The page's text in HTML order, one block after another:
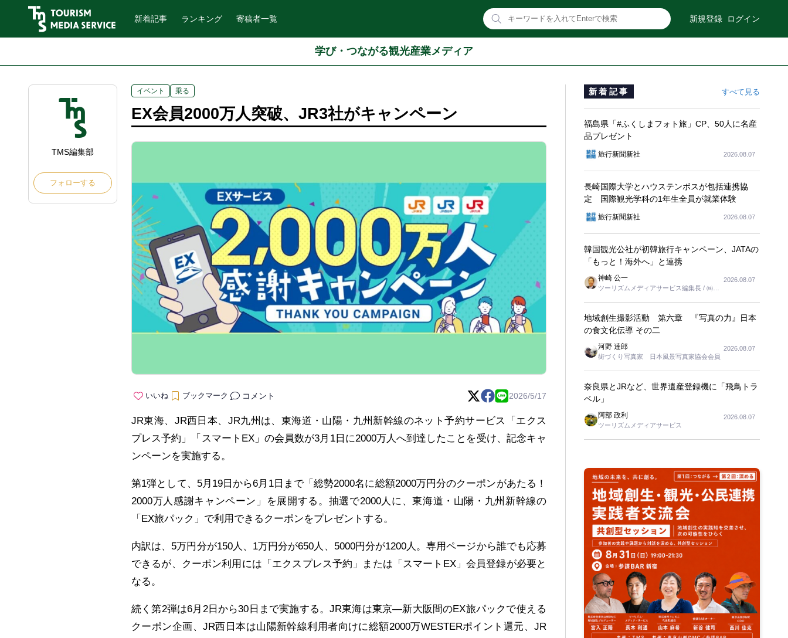
新着記事 ランキング 寄稿者一覧 新規登録 ログイン
学び・つながる観光産業メディア
TMS編集部
フォローする
イベント 乗る
EX会員2000万人突破、JR3社がキャンペーン
いいね ブックマーク コメント 2026/5/17
JR東海、JR西日本、JR九州は、東海道・山陽・九州新幹線のネット予約サービス「エクス
プレス予約」「スマートEX」の会員数が3月1日に2000万人へ到達したことを受け、記念キャ
ンペーンを実施する。
第1弾として、5月19日から6月1日まで「総勢2000名に総額2000万円分のクーポンがあたる！
2000万人感謝キャンペーン」を展開する。抽選で2000人に、東海道・山陽・九州新幹線の
「EX旅パック」で利用できるクーポンをプレゼントする。
内訳は、5万円分が150人、1万円分が650人、5000円分が1200人。専用ページから誰でも応募
できるが、クーポン利用には「エクスプレス予約」または「スマートEX」会員登録が必要と
なる。
続く第2弾は6月2日から30日まで実施する。JR東海は東京―新大阪間のEX旅パックで使える
クーポン企画、JR西日本は山陽新幹線利用者向けに総額2000万WESTERポイント還元、JR
新着記事 すべて見る
福島県「#ふくしまフォト旅」CP、50人に名産
品プレゼント
旅行新聞新社 2026.08.07
長崎国際大学とハウステンボスが包括連携協
定 国際観光学科の1年生全員が就業体験
旅行新聞新社 2026.08.07
韓国観光公社が初韓旅行キャンペーン、JATAの
「もっと！海外へ」と連携
神崎 公一
ツーリズムメディアサービス編集長 / ㈱ツ
2026.08.07
地域創生撮影活動 第六章 『写真の力』日本
の食文化伝導 その二
河野 達郎
街づくり写真家 日本風景写真家協会会員
2026.08.07
奈良県とJRなど、世界遺産登録機に「飛鳥トラ
ベル」
阿部 政利
ツーリズムメディアサービス
2026.08.07